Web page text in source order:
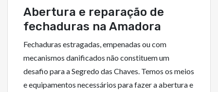
Abertura e reparação de
fechaduras na Amadora
Fechaduras estragadas, empenadas ou com
mecanismos danificados não constituem um
desafio para a Segredo das Chaves. Temos os meios
e equipamentos necessários para fazer a abertura e